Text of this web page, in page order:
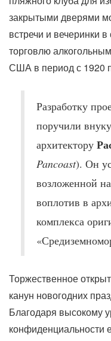
закрытыми дверями
встречи и вечеринки
торговлю
США в период с 1920
Разработку
поручили
архитектору
Pancoast). Он
возложенной
воплотив в
комплекса
Торжественное
канун новогодних
Благодаря высокому
конфиденциальности